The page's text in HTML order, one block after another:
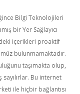
Bilgi Teknolojileri
bir Yer Sağlayıcı
içerikleri proaktif
bulunmamaktadır.
taşımakta olup,
Bu internet
ile hiçbir bağlantısı